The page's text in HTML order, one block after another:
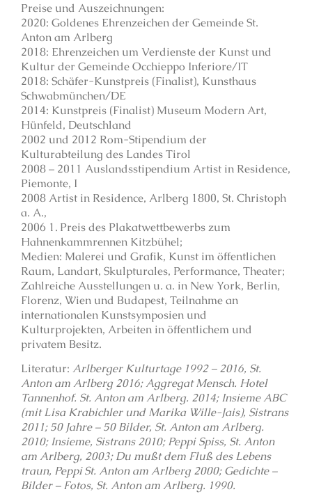
Preise und Auszeichnungen:
2020: Goldenes Ehrenzeichen der Gemeinde St.
Anton am Arlberg
2018: Ehrenzeichen um Verdienste der Kunst und
Kultur der Gemeinde Occhieppo Inferiore/IT
2018: Schäfer-Kunstpreis (Finalist), Kunsthaus
Schwabmünchen/DE
2014: Kunstpreis (Finalist) Museum Modern Art,
Hünfeld, Deutschland
2002 und 2012 Rom-Stipendium der
Kulturabteilung des Landes Tirol
2008 – 2011 Auslandsstipendium Artist in Residence,
Piemonte, I
2008 Artist in Residence, Arlberg 1800, St. Christoph
a. A.,
2006 1. Preis des Plakatwettbewerbs zum
Hahnenkammrennen Kitzbühel;
Medien: Malerei und Grafik, Kunst im öffentlichen
Raum, Landart, Skulpturales, Performance, Theater;
Zahlreiche Ausstellungen u. a. in New York, Berlin,
Florenz, Wien und Budapest, Teilnahme an
internationalen Kunstsymposien und
Kulturprojekten, Arbeiten in öffentlichem und
privatem Besitz.
Literatur: Arlberger Kulturtage 1992 – 2016, St.
Anton am Arlberg 2016; Aggregat Mensch. Hotel
Tannenhof. St. Anton am Arlberg. 2014; Insieme ABC
(mit Lisa Krabichler und Marika Wille-Jais), Sistrans
2011; 50 Jahre – 50 Bilder, St. Anton am Arlberg.
2010; Insieme, Sistrans 2010; Peppi Spiss, St. Anton
am Arlberg, 2003; Du mußt dem Fluß des Lebens
traun, PeppiSt. Anton am Arlberg 2000; Gedichte –
Bilder – Fotos, St. Anton am Arlberg. 1990.